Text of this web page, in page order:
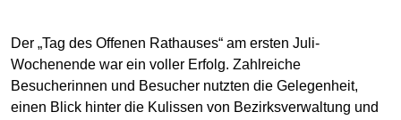
Der „Tag des Offenen Rathauses“ am ersten Juli-
Wochenende war ein voller Erfolg. Zahlreiche
Besucherinnen und Besucher nutzten die Gelegenheit,
einen Blick hinter die Kulissen von Bezirksverwaltung und